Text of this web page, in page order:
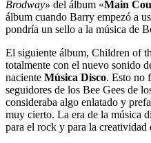
Brodway» del álbum «Main
álbum cuando Barry empezó a
pondría un sello a la música de
El siguiente álbum, Children of
totalmente con el nuevo sonido
naciente Música Disco. Esto no
seguidores de los Bee Gees de
consideraba algo enlatado y
muy cierto. La era de la música
para el rock y para la creatividad